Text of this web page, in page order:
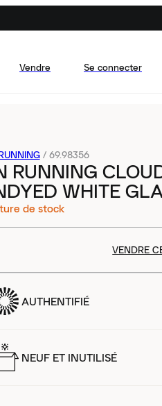
Vendre Se connecter
/ 69.98356
RUNNING
WHITE
de stock
VENDRE
AUTHENTIFIÉ
NEUF ET INUTILISÉ